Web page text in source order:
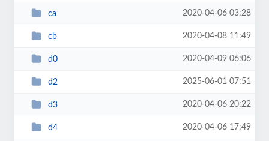
ca 2020-04-06 03:28
cb 2020-04-08 11:49
d0 2020-04-09 06:06
d2 2025-06-01 07:51
d3 2020-04-06 20:22
d4 2020-04-06 17:49